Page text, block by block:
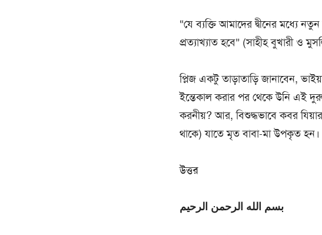
“যে ব্যক্তি আমাদের দ্বীনের মধ্যে
প্রত্যাখ্যাত হবে” (সাহীহ বুখারী ও
প্লিজ একটু তাড়াতাড়ি জানাবেন,
ইন্তেকাল করার পর থেকে উনি এই
করনীয়? আর, বিশুদ্ধভাবে কবর
থাকে) যাতে মৃত বাবা-মা উপকৃত হন।
উত্তর
بسم الله الرحمن الرحيم